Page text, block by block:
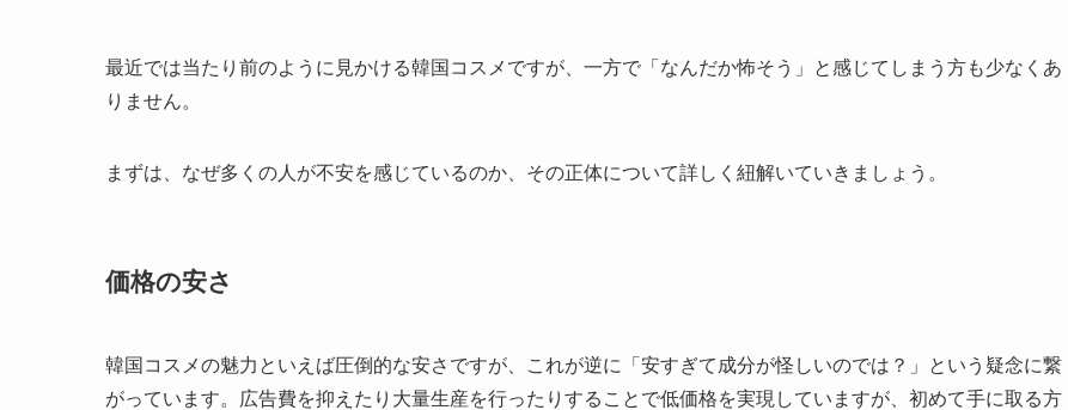
最近では当たり前のように見かける韓国コスメですが、一方で「なんだか怖そう」と感じてしまう方も少なくあ
りません。
まずは、なぜ多くの人が不安を感じているのか、その正体について詳しく紐解いていきましょう。
価格の安さ
韓国コスメの魅力といえば圧倒的な安さですが、これが逆に「安すぎて成分が怪しいのでは？」という疑念に繋
がっています。広告費を抑えたり大量生産を行ったりすることで低価格を実現していますが、初めて手に取る方